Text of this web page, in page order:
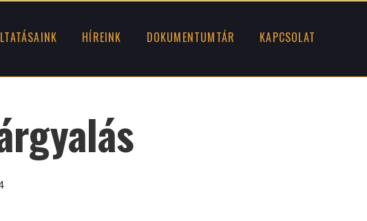
HÍREINK DOKUMENTUMTÁR KAPCSOLAT